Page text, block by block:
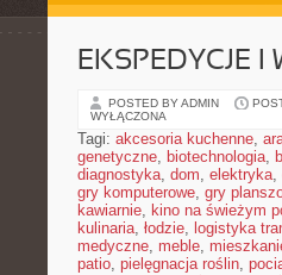
EKSPEDYCJE I
POSTED BY ADMIN
WYŁĄCZONA
Tagi: akcesoria kuchenne,
genetyczne, biotechnologia,
diagnostyka, dom, elektryka,
gry komputerowe, gry
kawiarnie, kino na świeżym
kulinaria, łodzie, logistyka
medyczne, meble,
patio, pielęgnacja roślin,